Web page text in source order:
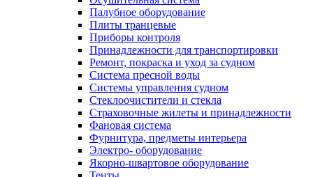
Палубное оборудование
Плиты транцевые
Приборы контроля
Принадлежности для транспортировки
Ремонт, покраска и уход за судном
Система пресной воды
Системы управления судном
Стеклоочистители и стекла
Страховочные жилеты и принадлежности
Фановая система
Фурнитура, предметы интерьера
Электро- оборудование
Якорно-швартовое оборудование